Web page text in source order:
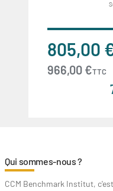
805,00
966,00 €TTC
Qui sommes-nous ?
CCM Benchmark Institut,